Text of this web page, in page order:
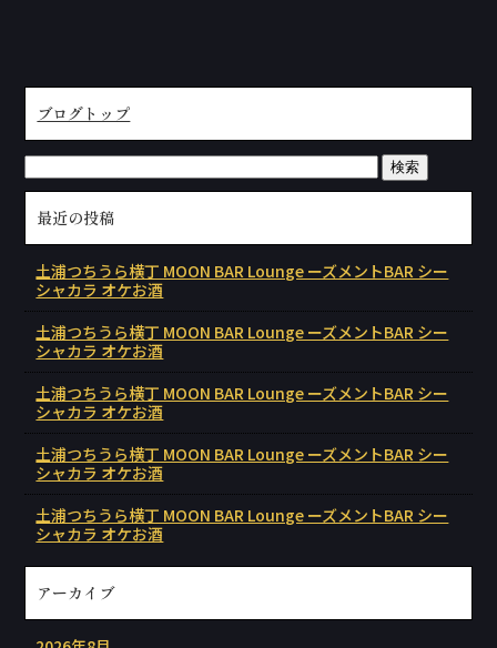
ブログトップ
最近の投稿
土浦つちうら横丁 MOON BAR Lounge ーズメントBAR シー
シャカラ オケお酒
土浦つちうら横丁 MOON BAR Lounge ーズメントBAR シー
シャカラ オケお酒
土浦つちうら横丁 MOON BAR Lounge ーズメントBAR シー
シャカラ オケお酒
土浦つちうら横丁 MOON BAR Lounge ーズメントBAR シー
シャカラ オケお酒
土浦つちうら横丁 MOON BAR Lounge ーズメントBAR シー
シャカラ オケお酒
アーカイブ